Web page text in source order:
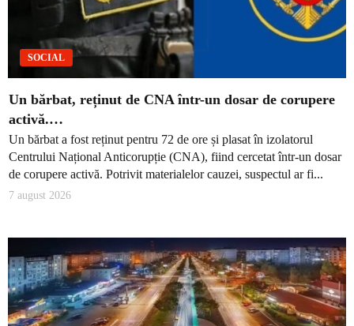
SOCIAL
Un bărbat, reținut de CNA într-un dosar de corupere
activă.…
Un bărbat a fost reținut pentru 72 de ore și plasat în izolatorul
Centrului Național Anticorupție (CNA), fiind cercetat într-un dosar
de corupere activă. Potrivit materialelor cauzei, suspectul ar fi...
7 august 2026